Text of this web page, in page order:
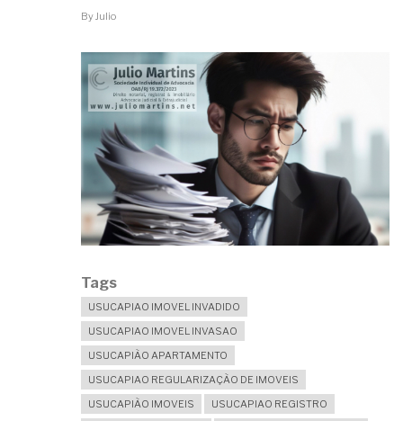
ByJulio
Tags
USUCAPIAO IMOVEL INVADIDO
USUCAPIAO IMOVEL INVASAO
USUCAPIÃO APARTAMENTO
USUCAPIAO REGULARIZAÇÃO DE IMOVEIS
USUCAPIÃO IMOVEIS
USUCAPIAO REGISTRO